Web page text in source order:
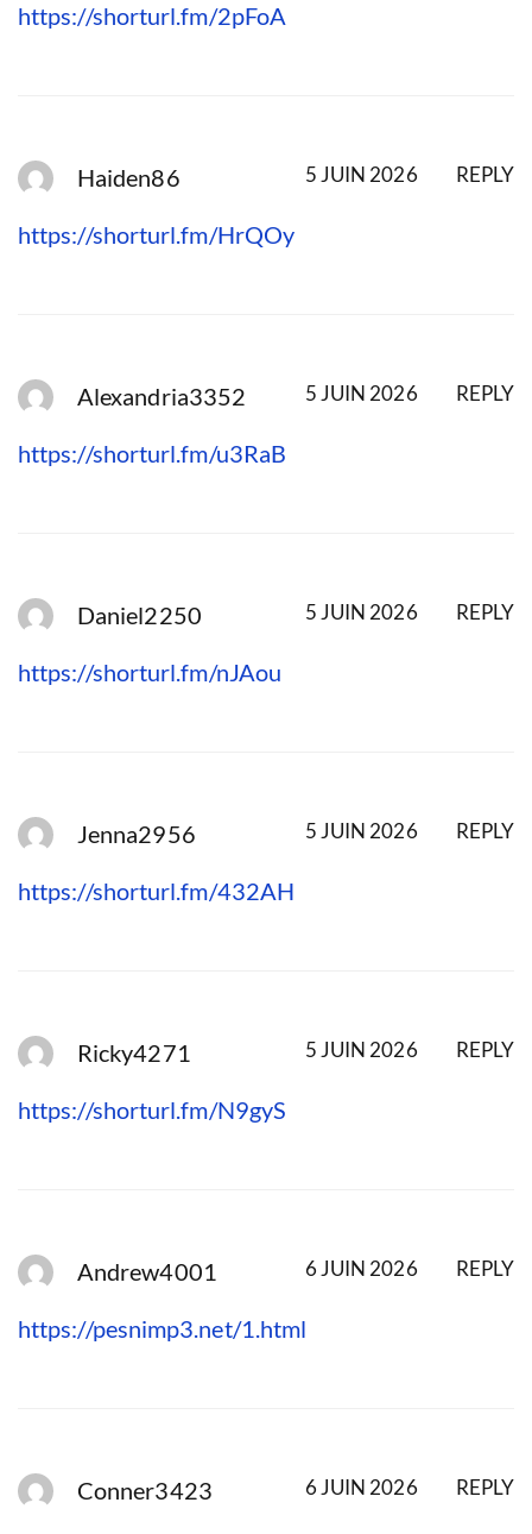
https://shorturl.fm/2pFoA
Haiden86 REPLY
5 JUIN 2026
https://shorturl.fm/HrQOy
Alexandria3352 REPLY
5 JUIN 2026
https://shorturl.fm/u3RaB
Daniel2250 REPLY
5 JUIN 2026
https://shorturl.fm/nJAou
Jenna2956 REPLY
5 JUIN 2026
https://shorturl.fm/432AH
Ricky4271 REPLY
5 JUIN 2026
https://shorturl.fm/N9gyS
Andrew4001 REPLY
6 JUIN 2026
https://pesnimp3.net/1.html
Conner3423 REPLY
6 JUIN 2026